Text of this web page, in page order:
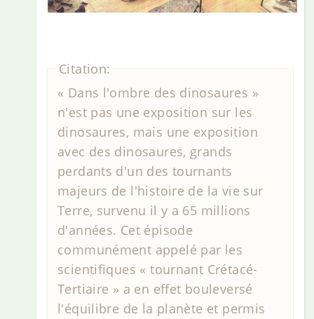
Citation:
« Dans l'ombre des dinosaures »
n'est pas une exposition sur les
dinosaures, mais une exposition
avec des dinosaures, grands
perdants d'un des tournants
majeurs de l'histoire de la vie sur
Terre, survenu il y a 65 millions
d'années. Cet épisode
communément appelé par les
scientifiques « tournant Crétacé-
Tertiaire » a en effet bouleversé
l'équilibre de la planète et permis